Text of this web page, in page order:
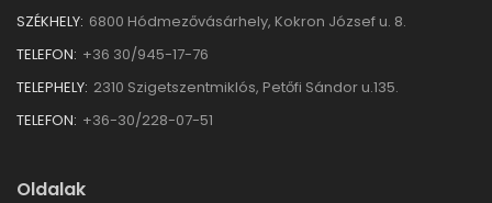
SZÉKHELY: 6800 Hódmezővásárhely, Kokron József u. 8.
TELEFON: +36 30/945-17-76
TELEPHELY: 2310 Szigetszentmiklós, Petőfi Sándor u.135.
TELEFON: +36-30/228-07-51
Oldalak